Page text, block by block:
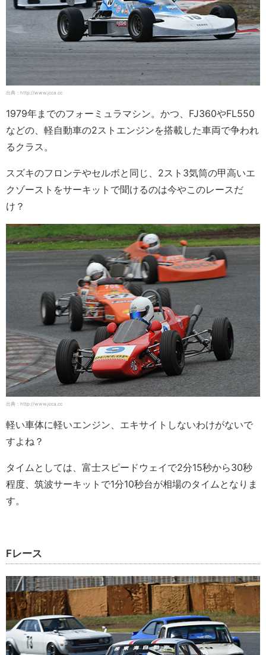
出典：http://www.jcca.cc
1979年までのフォーミュラマシン。かつ、FJ360やFL550
などの、軽自動車の2ストエンジンを搭載した車両で争われ
るクラス。
スズキのフロンテやセルボと同じ、2スト3気筒の甲高いエ
クゾーストをサーキットで聞けるのは今やこのレースだ
け？
出典：http://www.jcca.cc
軽い車体に軽いエンジン、エキサイトしないわけがないで
すよね？
タイムとしては、富士スピードウェイで2分15秒から30秒
程度、筑波サーキットで1分10秒台が相場のタイムとなりま
す。
Fレース